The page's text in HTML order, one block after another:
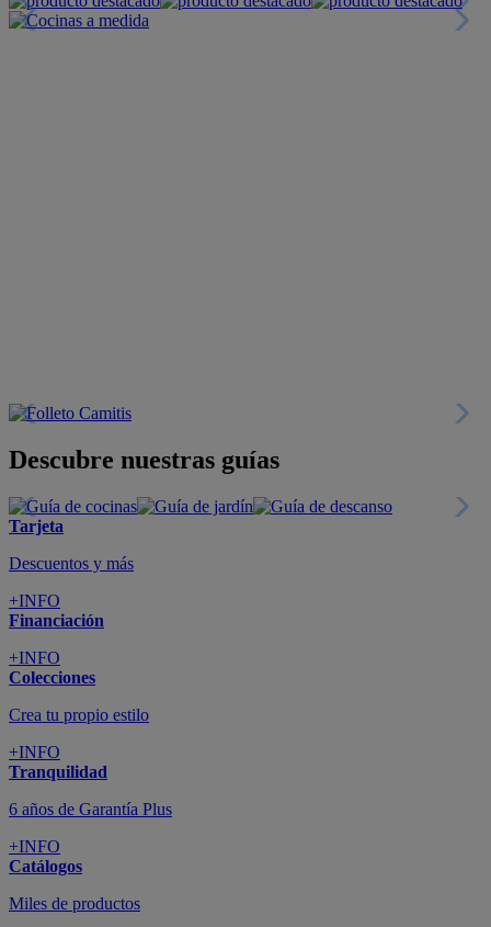
Descubre nuestras guías
Tarjeta
Descuentos y más
+INFO
Financiación
+INFO
Colecciones
Crea tu propio estilo
+INFO
Tranquilidad
6 años de Garantía Plus
+INFO
Catálogos
Miles de productos